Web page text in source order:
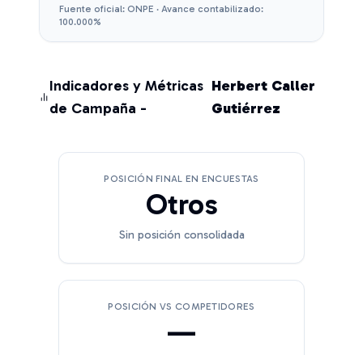
Fuente oficial: ONPE · Avance contabilizado:
100.000%
Indicadores y Métricas
de Campaña -
Herbert Caller
Gutiérrez
POSICIÓN FINAL EN ENCUESTAS
Otros
Sin posición consolidada
POSICIÓN VS COMPETIDORES
—